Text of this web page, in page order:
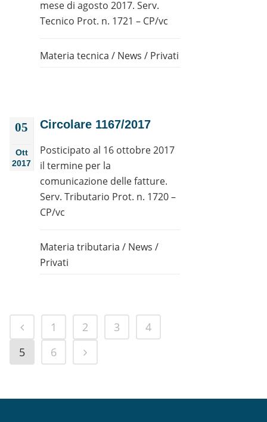
mese di agosto 2017. Serv.
Tecnico Prot. n. 1721 – CP/vc
Materia tecnica / News / Privati
05
Ott
2017
Circolare 1167/2017
Posticipato al 16 ottobre 2017
il termine per la
comunicazione delle fatture.
Serv. Tributario Prot. n. 1720 –
CP/vc
Materia tributaria / News /
Privati
1 2 3
4
5
6